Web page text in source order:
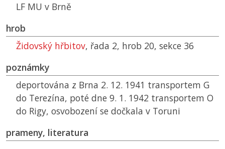
LF MU v Brně
hrob
Židovský hřbitov, řada 2, hrob 20, sekce 36
poznámky
deportována z Brna 2. 12. 1941 transportem G
do Terezína, poté dne 9. 1. 1942 transportem O
do Rigy, osvobození se dočkala v Toruni
prameny, literatura